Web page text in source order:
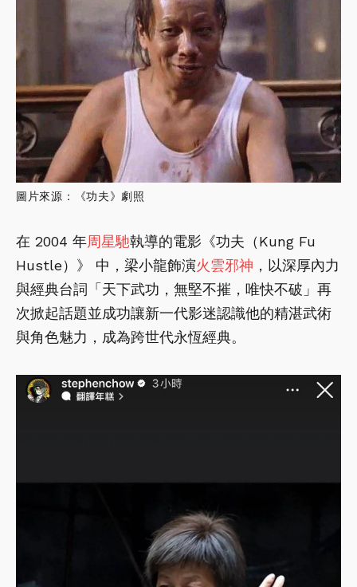
圖片來源：《功夫》劇照
在 2004 年周星馳執導的電影《功夫（Kung Fu
Hustle）》 中，梁小龍飾演火雲邪神 ，以深厚內力
與經典台詞「天下武功，無堅不摧，唯快不破」再
次掀起話題並成功讓新一代影迷認識他的精湛武術
與角色魅力，成為跨世代永恆經典。